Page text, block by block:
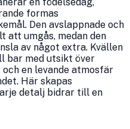
formas
Den avslappnade och
att umgås, medan den
av något extra. Kvällen
bar med utsikt över
en levande atmosfär
Här skapas
detalj bidrar till en